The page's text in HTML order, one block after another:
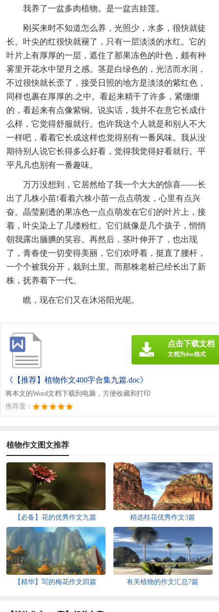
我养了一盆多肉植物。是一盆吉娃莲。
刚买来时不知道怎么养，光照少，水多，很快就徒
长。叶尖的红很快就褪了，只有一层淡淡的水红。它的
叶片上有厚厚的一层，遮住了那果冻色的叶色，颇有种
雾里开花水中望月之感。茎是白绿色的，光洁而水润，
不过很快就长歪了，接受日照的地方是淡淡的紫红色，
同样也裹在厚厚的.之中。看起来精干了许多，紧绷绷
的，看起来有点像紫铜。说实话，我并不在意它长成什
么样，它觉得舒服就行。也许我这个人就是和别人不大
一样吧，看着它长成这样也觉得别有一番风味。我从没
期待别人说它长得多么好看，觉得我觉得好看就行。平
平凡凡也别有一番趣味。
万万没想到，它居然给了我一个大大的惊喜——长
出了几株小苗!看着六株小苗一点点萌发，心里有点兴
奋。晶莹剔透的果冻色一点点萌发在它们的叶片上，接
着，叶尖染上了几缕粉红。它们就像是几个孩子，悄悄
朝我露出腼腆的笑容。再然后，茎叶伸开了，也出现
了，青春使一切变得美丽，它们欢呼着，挺直了腰杆，
一个个被我分开，栽到土里。而那株老桩已经长出了新
株，抚养着下一代。
瞧，现在它们又在沐浴阳光呢。
《【推荐】植物作文400字合集九篇.doc》
将本文的Word文档下载到电脑，方便收藏和打印
推荐度：
点击下载文档
文档为doc格式
植物作文图文推荐
【必备】花的优秀作文九篇 精选桂花优秀作文3篇
【精华】写的梅花作文四篇 有关植物的作文汇总7篇